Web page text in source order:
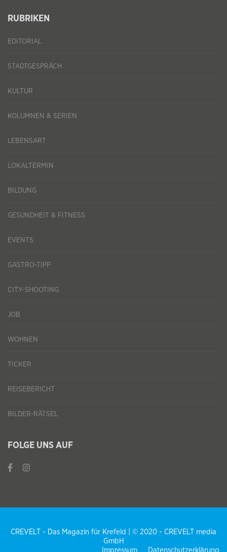
RUBRIKEN
EDITORIAL
STADTGESPRÄCH
KULTUR
KOLUMNEN & SERIEN
LEBENSART
LOKALTERMIN
BILDUNG
GESUNDHEIT & FITNESS
EVENTS
GASTRO-TIPP
CITY-SHOOTING
JOB
WOHNEN
TICKER
REISEBERICHT
BILDER-RÄTSEL
FOLGE UNS AUF
CREVELT - Das Magazin für Krefeld | © 2020 - CREVELT media
GmbH
Impressum
Datenschutzerklärung